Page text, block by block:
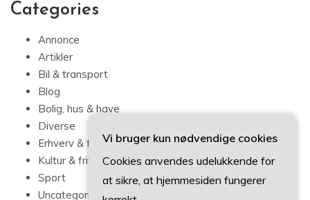
Categories
Annonce
Artikler
Bil & transport
Blog
Bolig, hus & have
Diverse
Erhverv & forbrug
Kultur & fritid
Sport
Uncategorized
Vi bruger kun nødvendige cookies
Cookies anvendes udelukkende for
at sikre, at hjemmesiden fungerer